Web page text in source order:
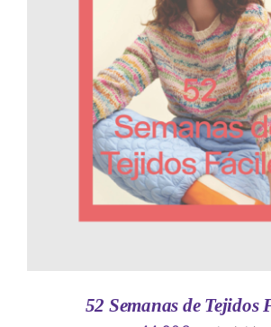
AÑADIR AL CARRITO
DETALLES
52 Semanas de Tejidos